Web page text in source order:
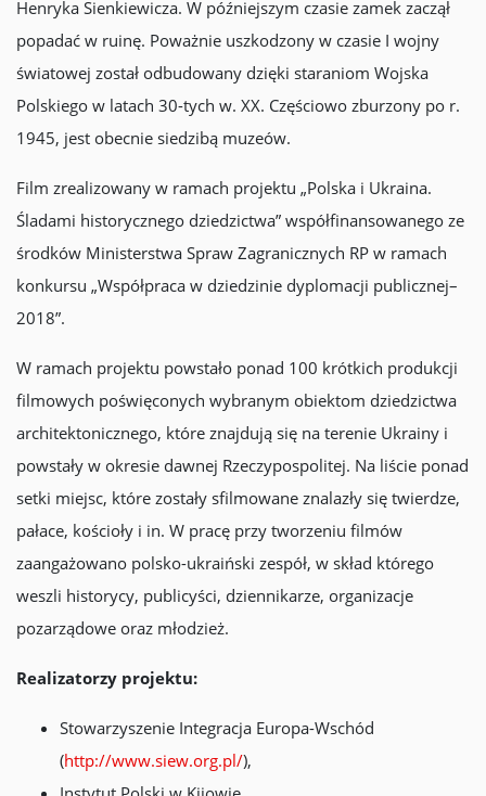
Henryka Sienkiewicza. W późniejszym czasie zamek zaczął
popadać w ruinę. Poważnie uszkodzony w czasie I wojny
światowej został odbudowany dzięki staraniom Wojska
Polskiego w latach 30-tych w. XX. Częściowo zburzony po r.
1945, jest obecnie siedzibą muzeów.
Film zrealizowany w ramach projektu „Polska i Ukraina.
Śladami historycznego dziedzictwa” współfinansowanego ze
środków Ministerstwa Spraw Zagranicznych RP w ramach
konkursu „Współpraca w dziedzinie dyplomacji publicznej–
2018”.
W ramach projektu powstało ponad 100 krótkich produkcji
filmowych poświęconych wybranym obiektom dziedzictwa
architektonicznego, które znajdują się na terenie Ukrainy i
powstały w okresie dawnej Rzeczypospolitej. Na liście ponad
setki miejsc, które zostały sfilmowane znalazły się twierdze,
pałace, kościoły i in. W pracę przy tworzeniu filmów
zaangażowano polsko-ukraiński zespół, w skład którego
weszli historycy, publicyści, dziennikarze, organizacje
pozarządowe oraz młodzież.
Realizatorzy projektu:
Stowarzyszenie Integracja Europa-Wschód
(http://www.siew.org.pl/),